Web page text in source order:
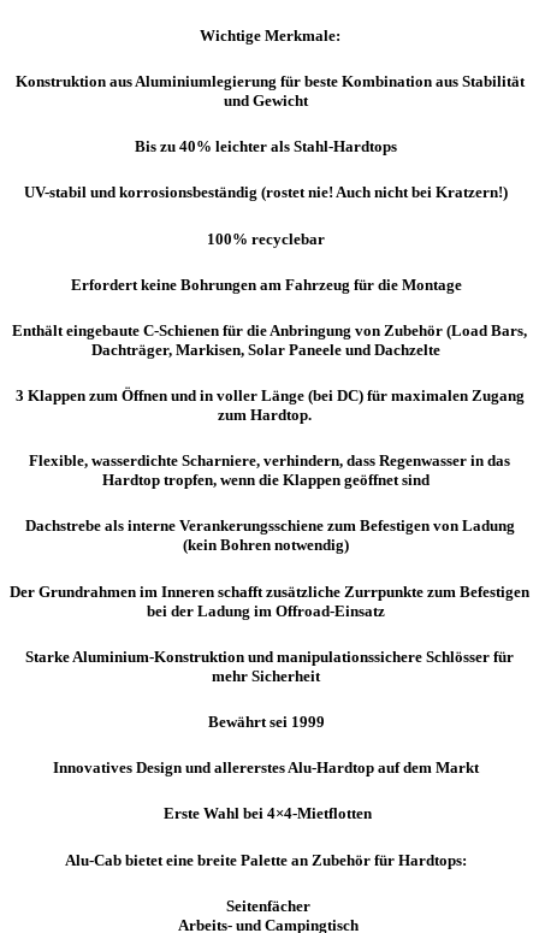
Wichtige Merkmale:
Konstruktion aus Aluminiumlegierung für beste Kombination aus Stabilität
und Gewicht
Bis zu 40% leichter als Stahl-Hardtops
UV-stabil und korrosionsbeständig (rostet nie! Auch nicht bei Kratzern!)
100% recyclebar
Erfordert keine Bohrungen am Fahrzeug für die Montage
Enthält eingebaute C-Schienen für die Anbringung von Zubehör (Load Bars,
Dachträger, Markisen, Solar Paneele und Dachzelte
3 Klappen zum Öffnen und in voller Länge (bei DC) für maximalen Zugang
zum Hardtop.
Flexible, wasserdichte Scharniere, verhindern, dass Regenwasser in das
Hardtop tropfen, wenn die Klappen geöffnet sind
Dachstrebe als interne Verankerungsschiene zum Befestigen von Ladung
(kein Bohren notwendig)
Der Grundrahmen im Inneren schafft zusätzliche Zurrpunkte zum Befestigen
bei der Ladung im Offroad-Einsatz
Starke Aluminium-Konstruktion und manipulationssichere Schlösser für
mehr Sicherheit
Bewährt sei 1999
Innovatives Design und allererstes Alu-Hardtop auf dem Markt
Erste Wahl bei 4×4-Mietflotten
Alu-Cab bietet eine breite Palette an Zubehör für Hardtops:
Seitenfächer
Arbeits- und Campingtisch